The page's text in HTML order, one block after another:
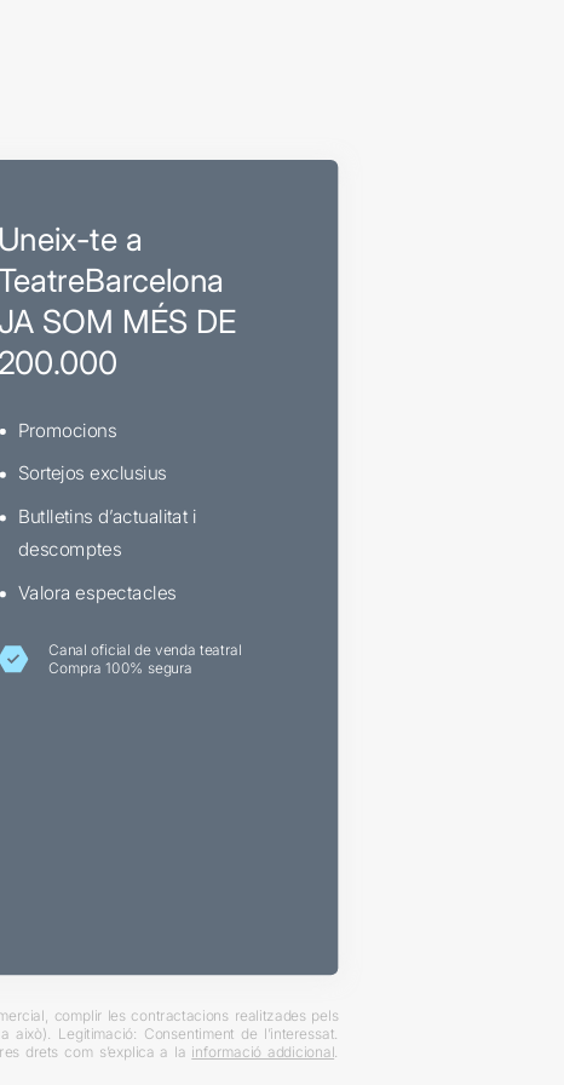
Uneix-te a
JA SOM MÉS DE
200.000
Promocions
Sortejos exclusius
Butlletins d’actualitat i
descomptes
Valora espectacles
Canal oficial de venda teatral
Compra 100% segura
complir les contractacions realitzades pels
Legitimació: Consentiment de l’interessat.
drets com s’explica a la informació addicional